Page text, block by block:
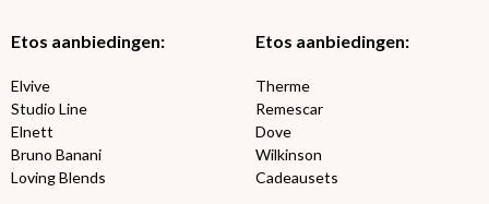
Etos aanbiedingen:
Elvive
Studio Line
Elnett
Bruno Banani
Loving Blends
Etos aanbiedingen:
Therme
Remescar
Dove
Wilkinson
Cadeausets